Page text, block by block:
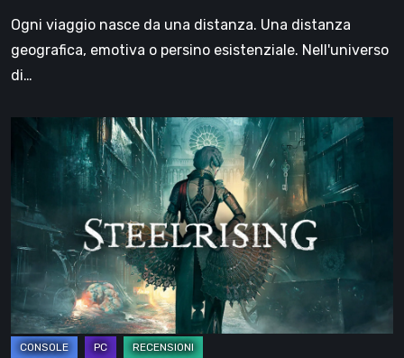
il
Ogni viaggio nasce da una distanza. Una distanza
geografica, emotiva o persino esistenziale. Nell'universo
di…
Steelrising,
recensione:
rivoluzione
sotto
ingranaggi